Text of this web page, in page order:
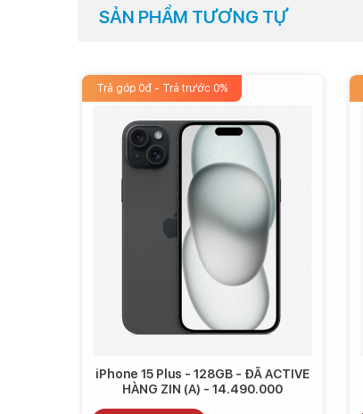
SẢN PHẨM TƯƠNG TỰ
Trả góp 0đ - Trả trước 0%
iPhone 15 Plus - 128GB - ĐÃ ACTIVE
HÀNG ZIN (A) - 14.490.000